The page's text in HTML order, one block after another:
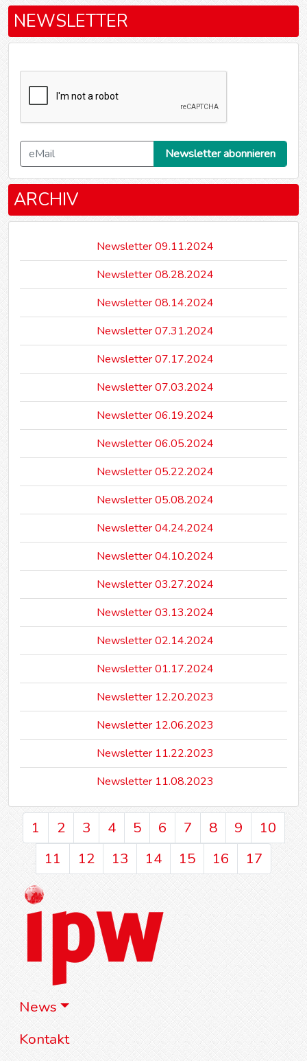
News
Kontakt
NEWSLETTER
ARCHIV
Newsletter 09.11.2024
Newsletter 08.28.2024
Newsletter 08.14.2024
Newsletter 07.31.2024
Newsletter 07.17.2024
Newsletter 07.03.2024
Newsletter 06.19.2024
Newsletter 06.05.2024
Newsletter 05.22.2024
Newsletter 05.08.2024
Newsletter 04.24.2024
Newsletter 04.10.2024
Newsletter 03.27.2024
Newsletter 03.13.2024
Newsletter 02.14.2024
Newsletter 01.17.2024
Newsletter 12.20.2023
Newsletter 12.06.2023
Newsletter 11.22.2023
Newsletter 11.08.2023
1 2 3 4 5 6 7 8 9
10
11
12 13 14 15 16 17